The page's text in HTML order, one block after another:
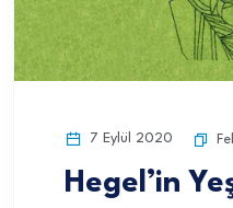
7 Eylül 2020
Hegel’in